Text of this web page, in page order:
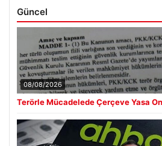
Güncel
08/08/2026
Terörle Mücadelede Çerçeve Yasa